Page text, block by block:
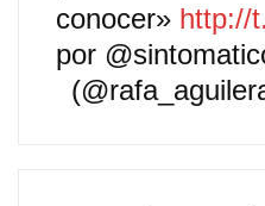
conocer» http://
por